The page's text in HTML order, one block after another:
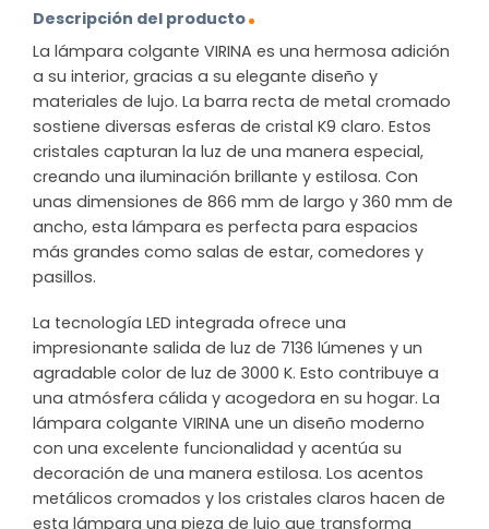
Descripción del producto
La lámpara colgante VIRINA es una hermosa adición
a su interior, gracias a su elegante diseño y
materiales de lujo. La barra recta de metal cromado
sostiene diversas esferas de cristal K9 claro. Estos
cristales capturan la luz de una manera especial,
creando una iluminación brillante y estilosa. Con
unas dimensiones de 866 mm de largo y 360 mm de
ancho, esta lámpara es perfecta para espacios
más grandes como salas de estar, comedores y
pasillos.
La tecnología LED integrada ofrece una
impresionante salida de luz de 7136 lúmenes y un
agradable color de luz de 3000 K. Esto contribuye a
una atmósfera cálida y acogedora en su hogar. La
lámpara colgante VIRINA une un diseño moderno
con una excelente funcionalidad y acentúa su
decoración de una manera estilosa. Los acentos
metálicos cromados y los cristales claros hacen de
esta lámpara una pieza de lujo que transforma